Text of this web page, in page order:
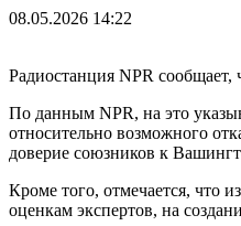
08.05.2026 14:22
Радиостанция NPR
По данным NPR, на это
относительно возможного
доверие союзников к
Кроме того, отмечается, что
оценкам экспертов, на